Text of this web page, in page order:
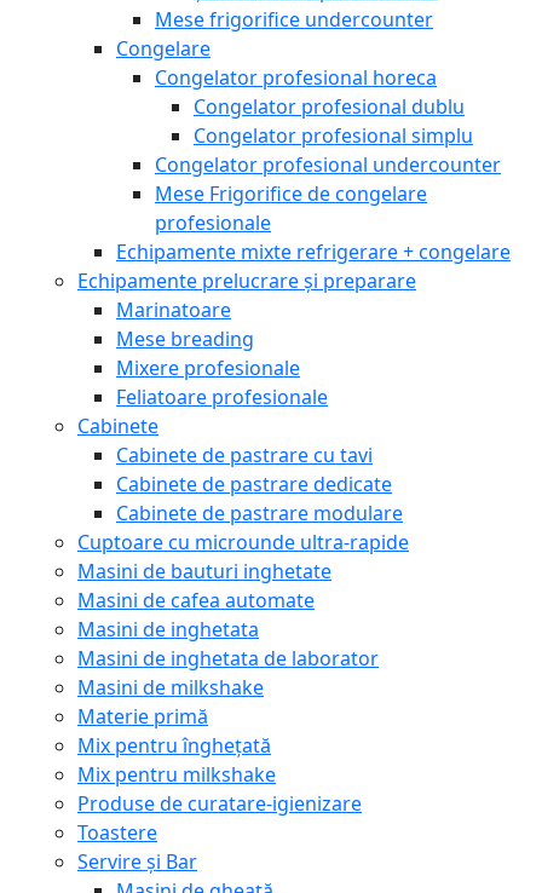
Mese frigorifice undercounter
Congelare
Congelator profesional horeca
Congelator profesional dublu
Congelator profesional simplu
Congelator profesional undercounter
Mese Frigorifice de congelare
profesionale
Echipamente mixte refrigerare + congelare
Echipamente prelucrare și preparare
Marinatoare
Mese breading
Mixere profesionale
Feliatoare profesionale
Cabinete
Cabinete de pastrare cu tavi
Cabinete de pastrare dedicate
Cabinete de pastrare modulare
Cuptoare cu microunde ultra-rapide
Masini de bauturi inghetate
Masini de cafea automate
Masini de inghetata
Masini de inghetata de laborator
Masini de milkshake
Materie primă
Mix pentru înghețată
Mix pentru milkshake
Produse de curatare-igienizare
Toastere
Servire și Bar